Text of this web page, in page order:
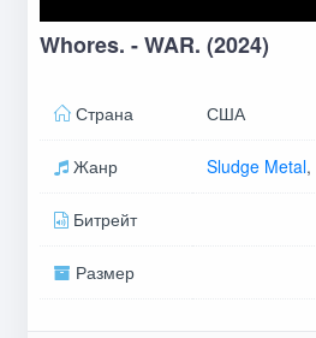
Whores. - WAR. (2024)
Страна США
Жанр Sludge Metal,
Битрейт
Размер